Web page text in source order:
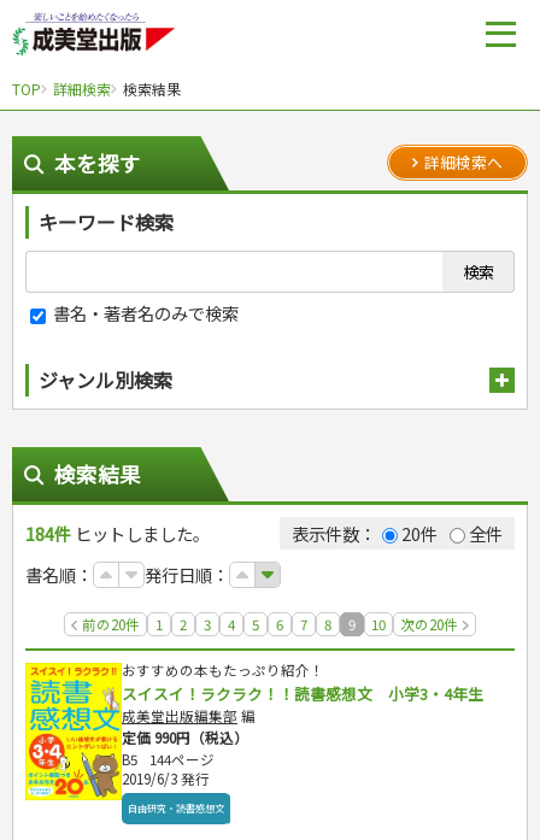
TOP 詳細検索 検索結果
本を探す 詳細検索へ
キーワード検索
書名・著者名のみで検索
ジャンル別検索
スポーツ
スポーツルール
ゴルフ
トレーニング
ジュニアスポーツ
その他スポーツ
自然・アウトドア・ペット
犬・猫
ペット・飼育
園芸・野菜づくり
雑学
ナンプレ
囲碁・将棋・麻雀
ゲーム・マジック
家相・風水・占い
カルチャー・芸術・趣味
鉄道・車・自転車
音楽・楽器
趣味・鑑賞・カメラ
絵画・デッサン
俳句・詩・ことば
辞典・語学
辞典
語学・旅行会話
運転免許
原付・二輪
普通免許
その他免許
生活・暮らし
料理
料理・レシピ
おもてなし・ごちそう料理
各国料理
お弁当
健康メニュー・ダイエット
調理器具クッキング
お菓子・ケーキ・パン
飲み物・お酒
手芸・クラフト
編み物
ソーイング
クラフト
住まい・インテリア・暮らし
インテリア・ハウジング
収納・掃除・暮らし
美容・ファッション
ダイエット・エクササイズ
メイク・ネイル・ヘア
着物・着つけ
冠婚葬祭・手紙・ペン字
冠婚葬祭・スピーチ・マナー
手紙・ペン字
妊娠・出産・育児
妊娠・出産・育児
離乳食・幼児食・こどもレシピ
健康と保育
家庭医学・健康
ツボ・マッサージ
健康知識
栄養事典
生活習慣病
看護・介護
介護一般
パネルシアター
指導マニュアル
児童一般
おりがみ・あやとり
なぞなぞ・ゲーム
占い・心理ゲーム
のりもの・ずかん
読み物・絵本
音と光のでる絵本
学参・ドリル
夏休みドリル
総復習ドリル
学習・地図
自由研究・読書感想文
えんぴつちょう
就職活動
就職活動
就職試験
公務員試験
資格試験
検定試験・資格試験
英語検定・TOEIC
漢字検定・数学検定
簿記検定
看護・薬学
ケアマネジャー
ビジネス
経営・経済・法律
マネー・株・資産
ビジネス・法律
簿記・経理・税金・保険
その他ビジネス
自己啓発
自己啓発
ビジネス読み物
旅行・歴史
国内・海外旅行
国外旅行
国内旅行
地理・歴史
地理・地図
文庫
文庫
成美文庫
ダイアリー
検索結果
184件 ヒットしました。 表示件数： 20件
全件
書名順：
発行日順：
前の20件 1 2 3 4 5 6 7 8 9 10 次の20件
おすすめの本もたっぷり紹介！
スイスイ！ラクラク！！読書感想文 小学3・4年生
成美堂出版編集部 編
定価 990円（税込）
B5
144ページ
2019/6/3 発行
自由研究・読書感想文